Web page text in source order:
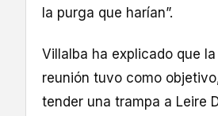
la purga que harían”.
Villalba ha explicado que
reunión tuvo como
tender una trampa a Leire